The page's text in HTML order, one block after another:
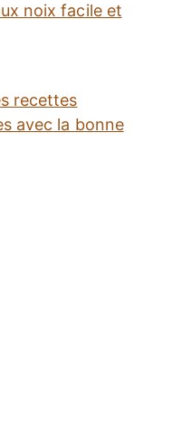
noix facile et
recettes
avec la bonne